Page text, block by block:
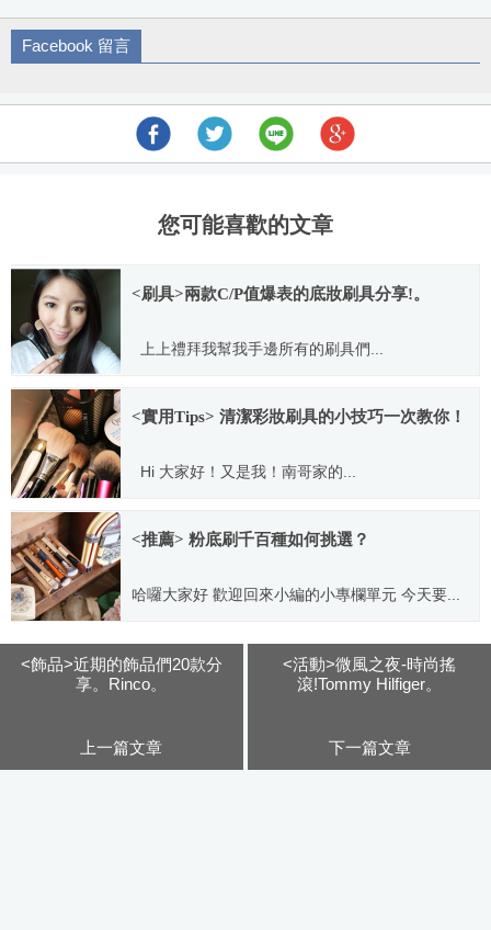
論
導
Facebook 留言
您可能喜歡的文章
<刷具>兩款C/P值爆表的底妝刷具分享!。
上上禮拜我幫我手邊所有的刷具們...
2015.05.06
<實用Tips> 清潔彩妝刷具的小技巧一次教你！
Hi 大家好！又是我！南哥家的...
2018.05.24
<推薦> 粉底刷千百種如何挑選？
哈囉大家好 歡迎回來小編的小專欄單元 今天要...
<飾品>近期的飾品們20款分
享。Rinco。
上一篇文章
<活動>微風之夜-時尚搖
滾!Tommy Hilfiger。
下一篇文章